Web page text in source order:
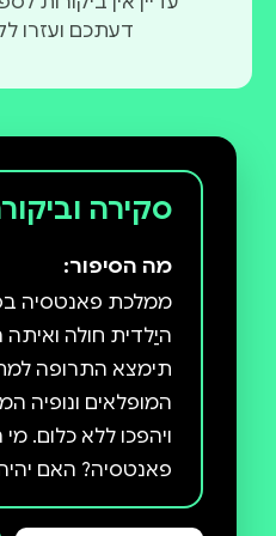
דעתכם ועזרו
סקירה
מה הסיפור:
ממלכת פאנטסיה
היַלדית חולה
תימצא התרופה
המופלאים ונופיה
ויהפכו ללא כלום.
פאנטסיה? האם
האמיץ, או חברו